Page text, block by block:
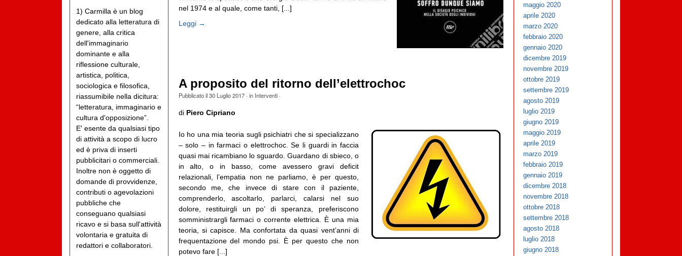
nel 1974 e al quale, come tanti, [...]
Leggi →
A proposito del ritorno dell’elettrochoc
Pubblicato il30 Luglio 2017· in Interventi·
di Piero Cipriano
Io ho una mia teoria sugli psichiatri che si specializzano
– solo – in farmaci o elettrochoc. Se li guardi in faccia
quasi mai ricambiano lo sguardo. Guardano di sbieco, o
in alto, o in basso, come avessero gravi deficit
relazionali, l’empatia non ne parliamo, è per questo,
secondo me, che invece di stare con il paziente,
comprenderlo, ascoltarlo, parlarci, calarsi nel suo
dolore, restituirgli un po’ di speranza, preferiscono
somministrargli farmaci o corrente elettrica. È una mia
teoria, si capisce. Ma confortata da quasi vent’anni di
frequentazione del mondo psi. È per questo che non
potevo fare [...]
1) Carmilla è un blog
dedicato alla letteratura di
genere, alla critica
dell'immaginario
dominante e alla
riflessione culturale,
artistica, politica,
sociologica e filosofica,
riassumibile nella dicitura:
“letteratura, immaginario e
cultura d'opposizione”.
E' esente da qualsiasi tipo
di attività a scopo di lucro
ed è priva di inserti
pubblicitari o commerciali.
Inoltre non è oggetto di
domande di provvidenze,
contributi o agevolazioni
pubbliche che
conseguano qualsiasi
ricavo e si basa sull'attività
volontaria e gratuita di
redattori e collaboratori.
maggio 2020
aprile 2020
marzo 2020
febbraio 2020
gennaio 2020
dicembre 2019
novembre 2019
ottobre 2019
settembre 2019
agosto 2019
luglio 2019
giugno 2019
maggio 2019
aprile 2019
marzo 2019
febbraio 2019
gennaio 2019
dicembre 2018
novembre 2018
ottobre 2018
settembre 2018
agosto 2018
luglio 2018
giugno 2018